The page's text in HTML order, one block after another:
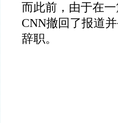
而此前，由于在
CNN撤回了报道
辞职。